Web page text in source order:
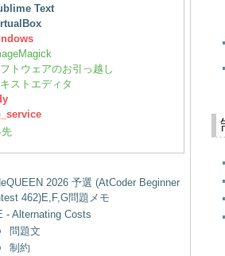
Text
トウェアのお引っ越し
ストエディタ
2026 予選 (AtCoder Beginner
462)E,F,G問題メモ
- Alternating Costs
問題文
制約